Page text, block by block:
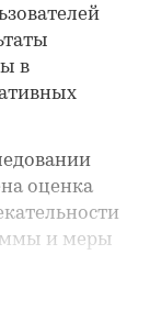
в
оценка
и меры
и угрозы